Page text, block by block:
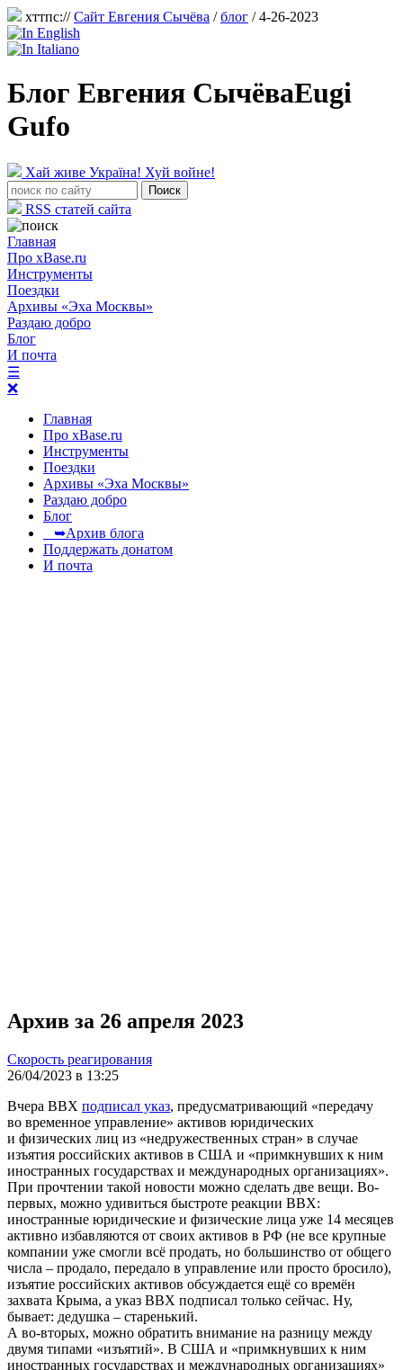
хттпс://Сайт Евгения Сычёва /блог / 4-26-2023
Блог Евгения СычёваEugi
Gufo
Хай живе Україна! Хуй войне!
RSS статей сайта
Главная
Про xBase.ru
Инструменты
Поездки
Архивы «Эха Москвы»
Раздаю добро
Блог
И почта
☰
❌
Главная
Про xBase.ru
Инструменты
Поездки
Архивы «Эха Москвы»
Раздаю добро
Блог
➥Архив блога
Поддержать донатом
И почта
Архив за 26 апреля 2023
Скорость реагирования
26/04/2023 в 13:25
Вчера ВВХ подписал указ, предусматривающий «передачу
во временное управление» активов юридических
и физических лиц из «недружественных стран» в случае
изъятия российских активов в США и «примкнувших к ним
иностранных государствах и международных организациях».
При прочтении такой новости можно сделать две вещи. Во-
первых, можно удивиться быстроте реакции ВВХ:
иностранные юридические и физические лица уже 14 месяцев
активно избавляются от своих активов в РФ (не все крупные
компании уже смогли всё продать, но большинство от общего
числа – продало, передало в управление или просто бросило),
изъятие российских активов обсуждается ещё со времён
захвата Крыма, а указ ВВХ подписал только сейчас. Ну,
бывает: дедушка – старенький.
А во-вторых, можно обратить внимание на разницу между
двумя типами «изъятий». В США и «примкнувших к ним
иностранных государствах и международных организациях»